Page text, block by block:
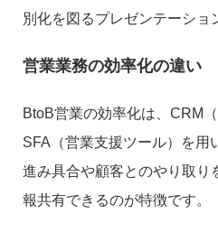
別化を図るプレゼンテーショ
営業業務の効率化の違い
BtoB営業の効率化は、CRM
SFA（営業支援ツール）を用
進み具合や顧客とのやり取り
報共有できるのが特徴です。